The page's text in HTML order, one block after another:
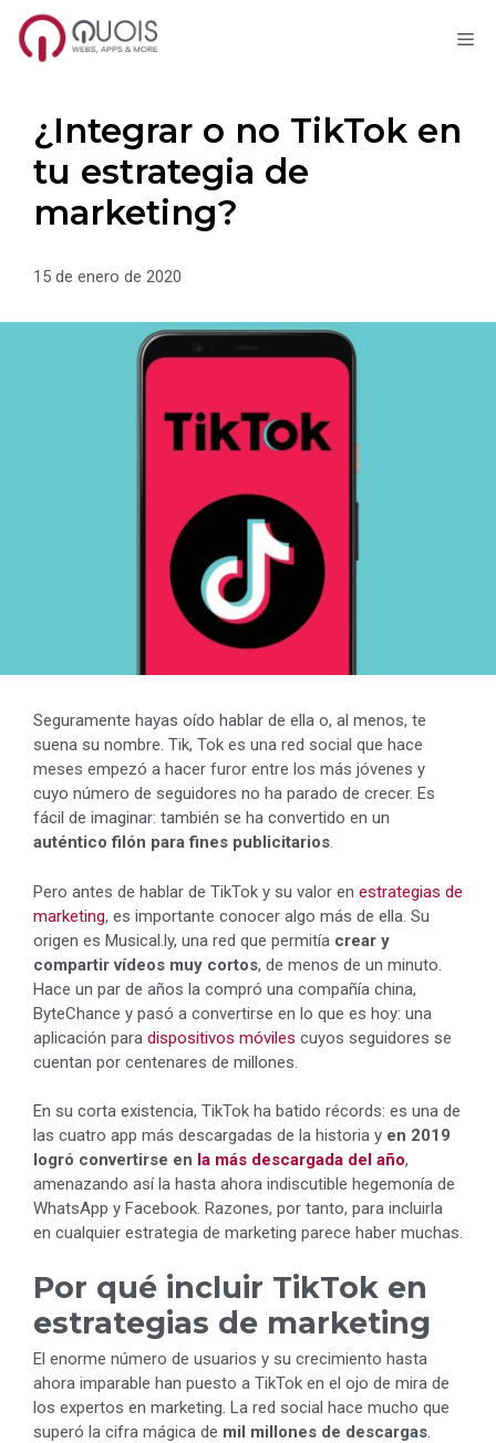
Saltar
contenido¿Integrar o no TikTok en
tu estrategia de
marketing?
15 de enero de 2020
Seguramente hayas oído hablar de ella o, al menos, te
suena su nombre. Tik, Tok es una red social que hace
meses empezó a hacer furor entre los más jóvenes y
cuyo número de seguidores no ha parado de crecer. Es
fácil de imaginar: también se ha convertido en un
auténtico filón para fines publicitarios.
Pero antes de hablar de TikTok y su valor en estrategias de
marketing, es importante conocer algo más de ella. Su
origen es Musical.ly, una red que permitía crear y
compartir vídeos muy cortos, de menos de un minuto.
Hace un par de años la compró una compañía china,
ByteChance y pasó a convertirse en lo que es hoy: una
aplicación para dispositivos móviles cuyos seguidores se
cuentan por centenares de millones.
En su corta existencia, TikTok ha batido récords: es una de
las cuatro app más descargadas de la historia y en 2019
logró convertirse en la más descargada del año,
amenazando así la hasta ahora indiscutible hegemonía de
WhatsApp y Facebook. Razones, por tanto, para incluirla
en cualquier estrategia de marketing parece haber muchas.
Por qué incluir TikTok en
estrategias de marketing
El enorme número de usuarios y su crecimiento hasta
ahora imparable han puesto a TikTok en el ojo de mira de
los expertos en marketing. La red social hace mucho que
superó la cifra mágica de mil millones de descargas.